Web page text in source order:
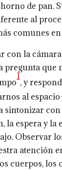
de pan.
al
comunes en
con la
pregunta que
1
, y
al
sintonizar
la espera y la
Observar
atención
cuerpos, los